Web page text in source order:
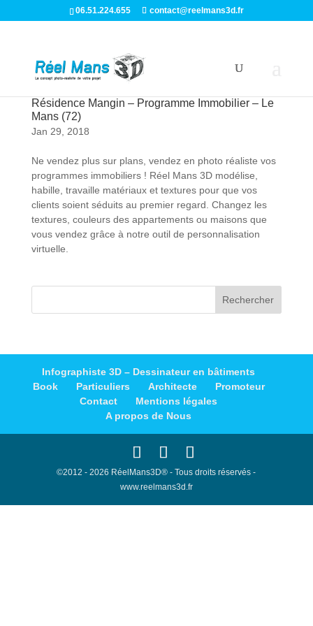
06.51.224.655 contact@reelmans3d.fr
Résidence Mangin – Programme Immobilier – Le
Mans (72)
Jan 29, 2018
Ne vendez plus sur plans, vendez en photo réaliste vos
programmes immobiliers ! Réel Mans 3D modélise,
habille, travaille matériaux et textures pour que vos
clients soient séduits au premier regard. Changez les
textures, couleurs des appartements ou maisons que
vous vendez grâce à notre outil de personnalisation
virtuelle.
Infographiste 3D – Dessinateur en bâtiments
Book
Particuliers Architecte
Promoteur
Contact
Mentions légales
A propos de Nous
©2012 - 2026 RéelMans3D® - Tous droits réservés -
www.reelmans3d.fr